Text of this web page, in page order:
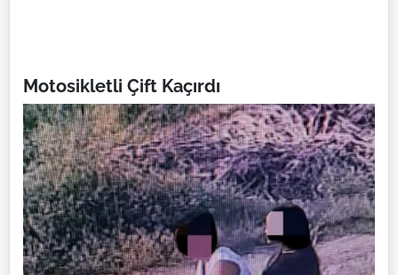
Motosikletli Çift Kaçırdı